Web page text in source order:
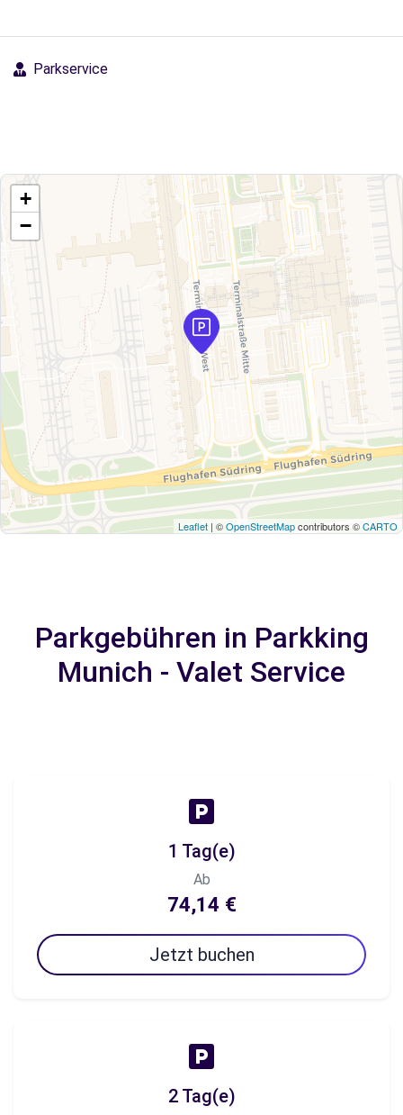
Parkservice
+
−
Leaflet | ©OpenStreetMapcontributors ©CARTO
Parkgebühren in Parkking
Munich - Valet Service
1 Tag(e)
Ab
74,14 €
Jetzt buchen
2 Tag(e)